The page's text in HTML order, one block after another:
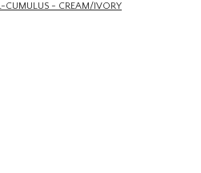
CUMULUS - CREAM/IVORY